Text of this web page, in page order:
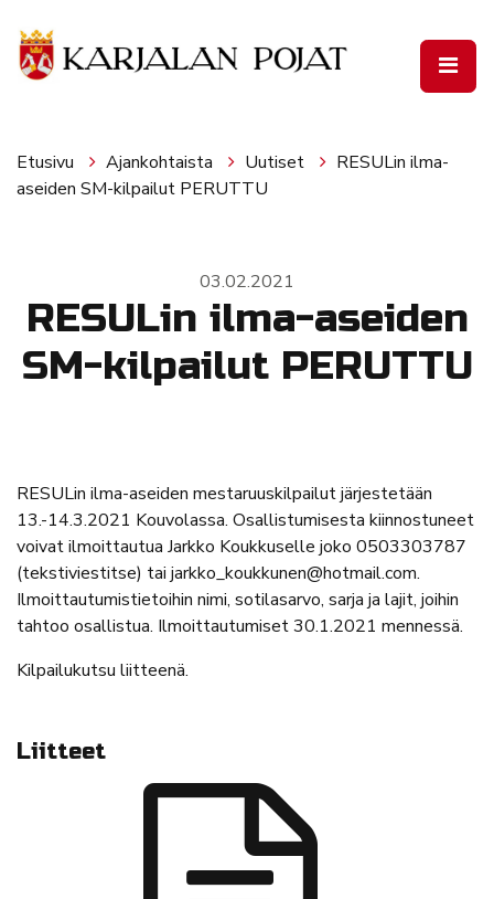
Etusivu Ajankohtaista Uutiset
RESULin ilma-
aseiden SM-kilpailut PERUTTU
03.02.2021
RESULin ilma-aseiden
SM-kilpailut PERUTTU
RESULin ilma-aseiden mestaruuskilpailut järjestetään
13.-14.3.2021 Kouvolassa. Osallistumisesta kiinnostuneet
voivat ilmoittautua Jarkko Koukkuselle joko 0503303787
(tekstiviestitse) tai jarkko_koukkunen@hotmail.com.
Ilmoittautumistietoihin nimi, sotilasarvo, sarja ja lajit, joihin
tahtoo osallistua. Ilmoittautumiset 30.1.2021 mennessä.
Kilpailukutsu liitteenä.
Liitteet